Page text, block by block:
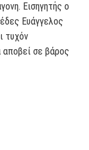
Εισηγητής ο
Ευάγγελος
τυχόν
σε βάρος